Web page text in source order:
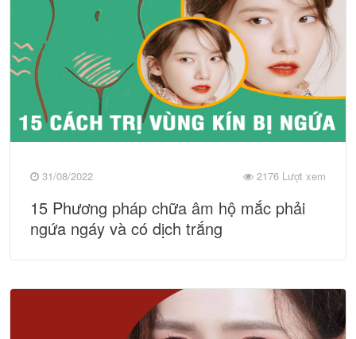
31/08/2022 2176 Lượt xem
15 Phương pháp chữa âm hộ mắc phải
ngứa ngáy và có dịch trắng